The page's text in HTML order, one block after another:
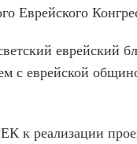
Еврейского
еврейский
с еврейской
к реализации